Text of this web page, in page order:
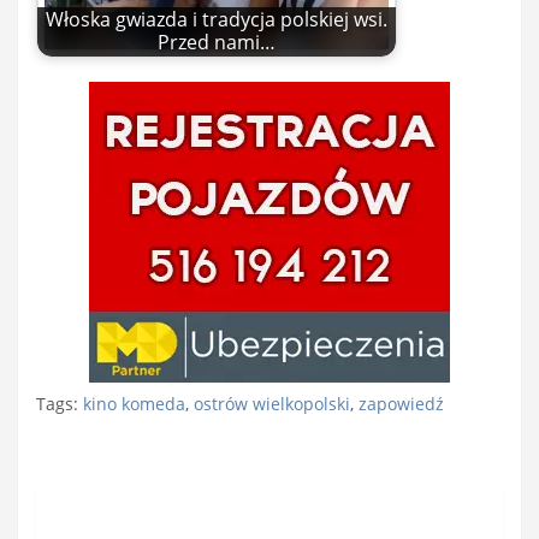
Włoska gwiazda i tradycja polskiej wsi.
Przed nami…
Tags: kino komeda, ostrów wielkopolski, zapowiedź